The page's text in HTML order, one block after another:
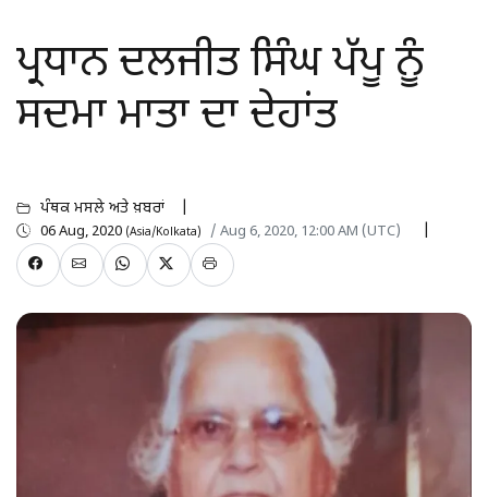
ਪ੍ਰਧਾਨ ਦਲਜੀਤ ਸਿੰਘ ਪੱਪੂ ਨੂੰ
ਸਦਮਾ ਮਾਤਾ ਦਾ ਦੇਹਾਂਤ
ਪੰਥਕ ਮਸਲੇ ਅਤੇ ਖ਼ਬਰਾਂ
06 Aug, 2020 (Asia/Kolkata) / Aug 6, 2020, 12:00 AM (UTC)